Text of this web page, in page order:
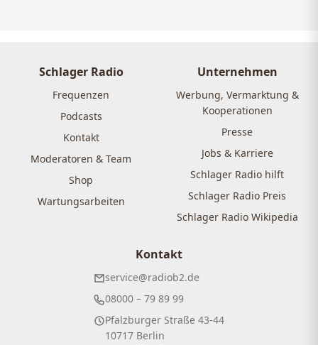
Schlager Radio
Frequenzen
Podcasts
Kontakt
Moderatoren & Team
Shop
Wartungsarbeiten
Unternehmen
Werbung, Vermarktung &
Kooperationen
Presse
Jobs & Karriere
Schlager Radio hilft
Schlager Radio Preis
Schlager Radio Wikipedia
Kontakt
service@radiob2.de
08000 – 79 89 99
Pfalzburger Straße 43-44
10717 Berlin